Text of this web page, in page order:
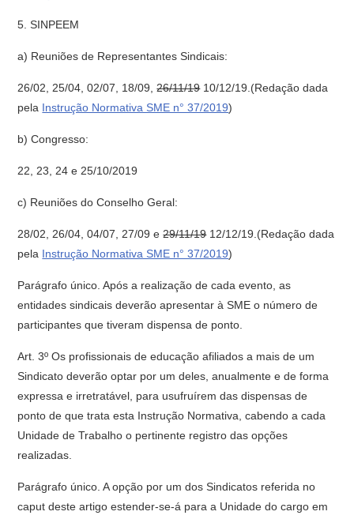
5. SINPEEM
a) Reuniões de Representantes Sindicais:
26/02, 25/04, 02/07, 18/09,26/11/1910/12/19.(Redação dada
pela Instrução Normativa SME n° 37/2019)
b) Congresso:
22, 23, 24 e 25/10/2019
c) Reuniões do Conselho Geral:
28/02, 26/04, 04/07, 27/09 e29/11/1912/12/19.(Redação dada
pela Instrução Normativa SME n° 37/2019)
Parágrafo único. Após a realização de cada evento, as
entidades sindicais deverão apresentar à SME o número de
participantes que tiveram dispensa de ponto.
Art. 3º Os profissionais de educação afiliados a mais de um
Sindicato deverão optar por um deles, anualmente e de forma
expressa e irretratável, para usufruírem das dispensas de
ponto de que trata esta Instrução Normativa, cabendo a cada
Unidade de Trabalho o pertinente registro das opções
realizadas.
Parágrafo único. A opção por um dos Sindicatos referida no
caput deste artigo estender-se-á para a Unidade do cargo em